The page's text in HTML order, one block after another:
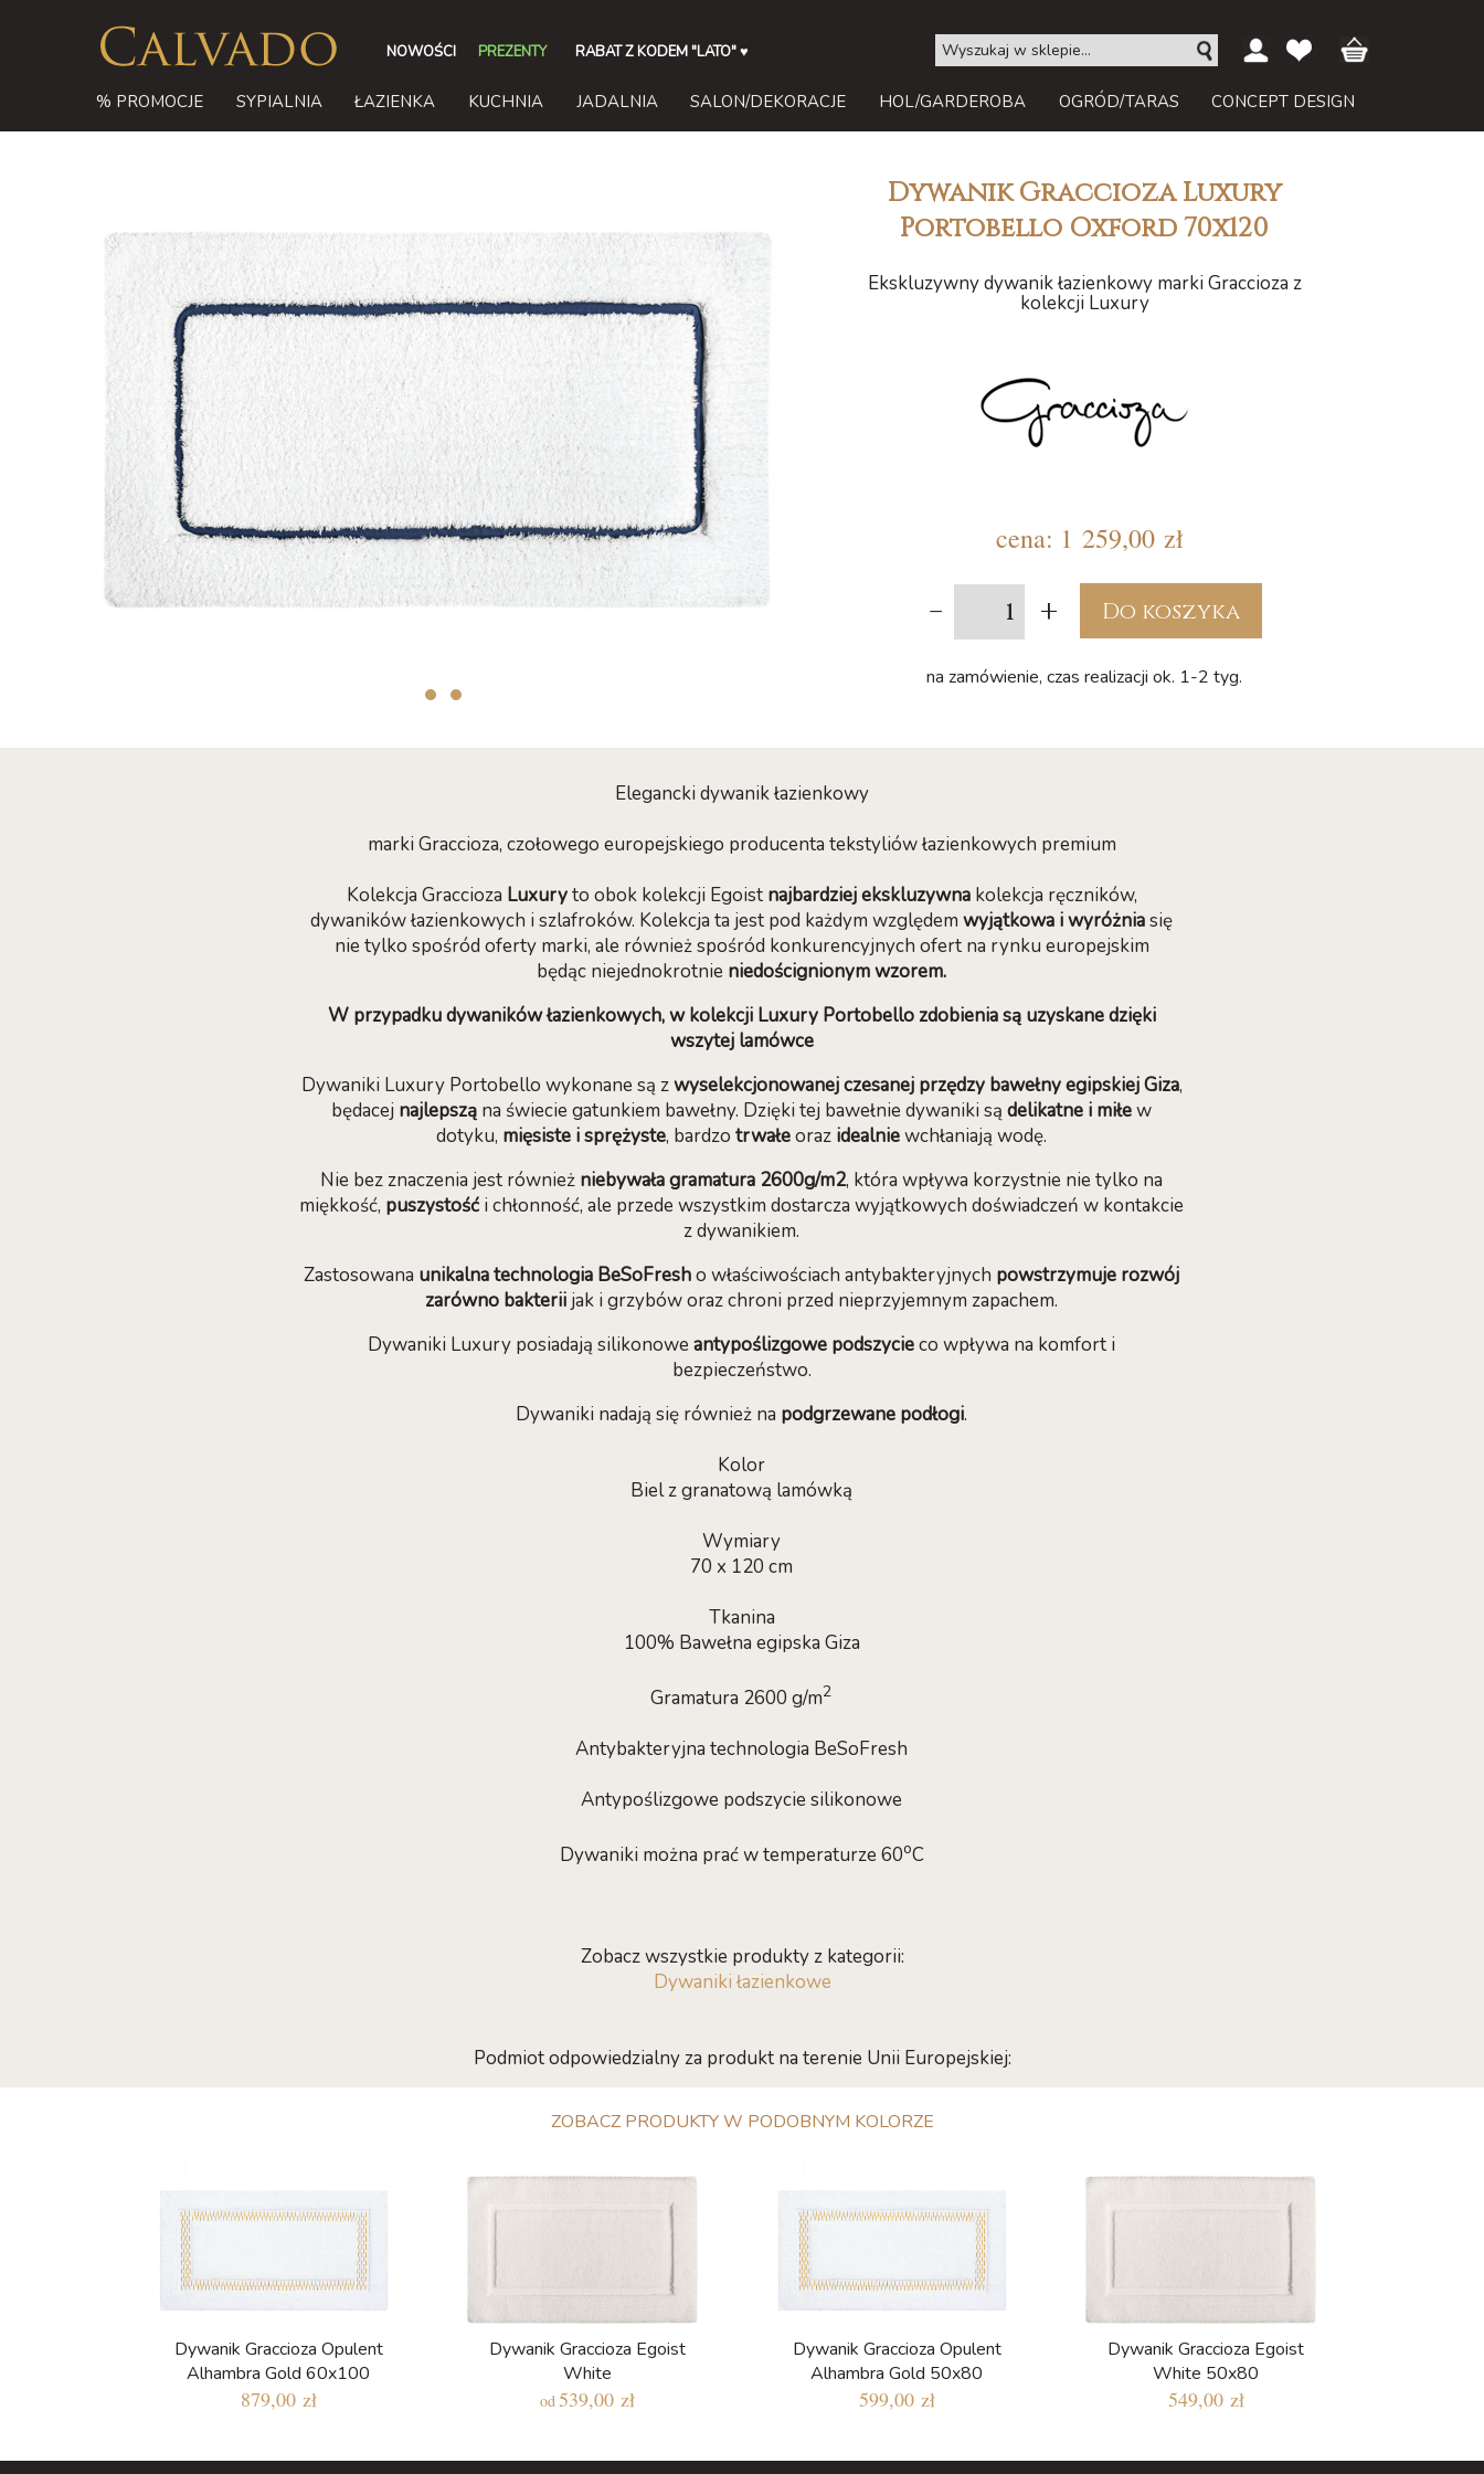
NOWOŚCI PREZENTY RABAT Z KODEM "LATO"♥
% PROMOCJE SYPIALNIA ŁAZIENKA KUCHNIA JADALNIA SALON/DEKORACJE HOL/GARDEROBA OGRÓD/TARAS CONCEPT DESIGN
Dywanik Graccioza Luxury
Portobello Oxford 70x120
Ekskluzywny dywanik łazienkowy marki Graccioza z
kolekcji Luxury
cena: 1 259,00 zł
- + Do koszyka
na zamówienie, czas realizacji ok. 1-2 tyg.
Elegancki dywanik łazienkowy
marki Graccioza, czołowego europejskiego producenta tekstyliów łazienkowych premium
Kolekcja Graccioza Luxuryto obok kolekcji Egoist najbardziej ekskluzywnakolekcja ręczników,
dywaników łazienkowych i szlafroków. Kolekcja ta jest pod każdym względemwyjątkowa i wyróżniasię
nie tylko spośród oferty marki, ale również spośród konkurencyjnych ofert na rynku europejskim
będąc niejednokrotnie niedoścignionym wzorem.
W przypadku dywaników łazienkowych, w kolekcji Luxury Portobello zdobienia są uzyskane dzięki
wszytej lamówce
Dywaniki Luxury Portobello wykonane są zwyselekcjonowanej czesanej przędzy bawełny egipskiej Giza,
będacej najlepszą na świecie gatunkiem bawełny. Dzięki tej bawełnie dywaniki sądelikatne i miłew
dotyku, mięsiste i sprężyste, bardzotrwałeoraz idealniewchłaniają wodę.
Nie bez znaczenia jest również niebywała gramatura 2600g/m2, która wpływa korzystnie nie tylko na
miękkość, puszystośći chłonność, ale przede wszystkim dostarcza wyjątkowych doświadczeń w kontakcie
z dywanikiem.
Zastosowana unikalna technologia BeSoFresho właściwościach antybakteryjnych powstrzymuje rozwój
zarówno bakterii jak i grzybów oraz chroni przed nieprzyjemnym zapachem.
Dywaniki Luxury posiadają silikonoweantypoślizgowe podszycieco wpływa na komfort i
bezpieczeństwo.
Dywaniki nadają się również na podgrzewane podłogi.
Kolor
Biel z granatową lamówką
Wymiary
70 x 120 cm
Tkanina
100% Bawełna egipska Giza
Gramatura 2600 g/m2
Antybakteryjna technologia BeSoFresh
Antypoślizgowe podszycie silikonowe
Dywaniki można prać w temperaturze 60oC
Zobacz wszystkie produkty z kategorii:
Dywaniki łazienkowe
Podmiot odpowiedzialny za produkt na terenie Unii Europejskiej:
ZOBACZ PRODUKTY W PODOBNYM KOLORZE
Dywanik Graccioza Opulent
Alhambra Gold 60x100
879,00 zł
Dywanik Graccioza Egoist
White
od539,00 zł
Dywanik Graccioza Opulent
Alhambra Gold 50x80
599,00 zł
Dywanik Graccioza Egoist
White 50x80
549,00 zł